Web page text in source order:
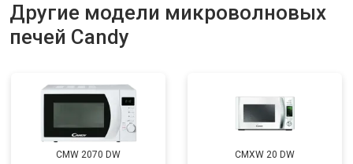
Другие модели микроволновых
печей Candy
CMW 2070 DW CMXW 20 DW